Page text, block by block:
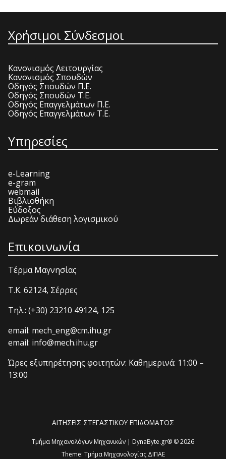
Χρήσιμοι Σύνδεσμοι
Κανονισμός Λειτουργίας
Κανονισμός Σπουδών
Οδηγός Σπουδών Π.Ε.
Οδηγός Σπουδών Τ.Ε.
Οδηγός Επαγγελμάτων Π.Ε.
Οδηγός Επαγγελμάτων Τ.Ε.
Υπηρεσίες
e-Learning
e-gram
webmail
Βιβλιοθήκη
Εύδοξος
Δωρεάν διάθεση λογισμικού
Επικοινωνία
Τέρμα Μαγνησίας
T.K. 62124, Σέρρες
Τηλ.: (+30) 23210 49124, 125
email: mech_eng@cm.ihu.gr
email: info@mech.ihu.gr
Ώρες εξυπηρέτησης φοιτητών: Καθημερινά: 11:00 –
13:00
ΑΙΤΗΣΕΙΣ ΣΤΕΓΑΣΤΙΚΟΥ ΕΠΙΔΟΜΑΤΟΣ
Τμήμα Μηχανολόγων Μηχανικών | DynaByte.gr® © 2026
Theme: Τμήμα Μηχανολογίας ΔΙΠΑΕ